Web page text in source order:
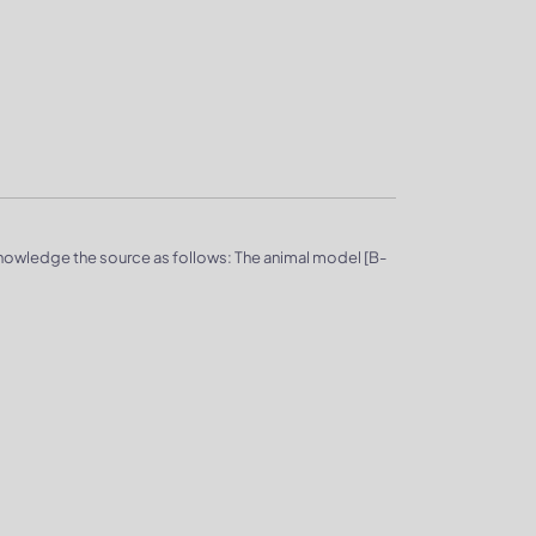
the source as follows: The animal model [B-